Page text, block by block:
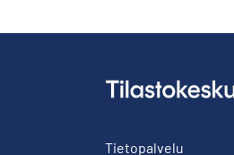
Tietopalvelu